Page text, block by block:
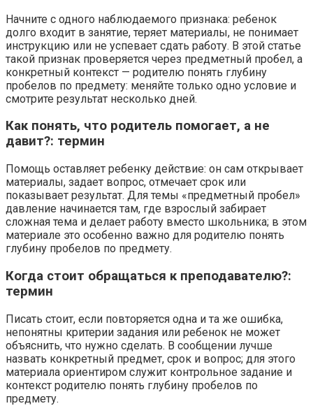
Начните с одного наблюдаемого признака: ребенок
долго входит в занятие, теряет материалы, не понимает
инструкцию или не успевает сдать работу. В этой статье
такой признак проверяется через предметный пробел, а
конкретный контекст — родителю понять глубину
пробелов по предмету: меняйте только одно условие и
смотрите результат несколько дней.
Как понять, что родитель помогает, а не
давит?: термин
Помощь оставляет ребенку действие: он сам открывает
материалы, задает вопрос, отмечает срок или
показывает результат. Для темы «предметный пробел»
давление начинается там, где взрослый забирает
сложная тема и делает работу вместо школьника; в этом
материале это особенно важно для родителю понять
глубину пробелов по предмету.
Когда стоит обращаться к преподавателю?:
термин
Писать стоит, если повторяется одна и та же ошибка,
непонятны критерии задания или ребенок не может
объяснить, что нужно сделать. В сообщении лучше
назвать конкретный предмет, срок и вопрос; для этого
материала ориентиром служит контрольное задание и
контекст родителю понять глубину пробелов по
предмету.